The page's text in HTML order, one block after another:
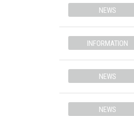
NEWS
INFORMATION
NEWS
NEWS